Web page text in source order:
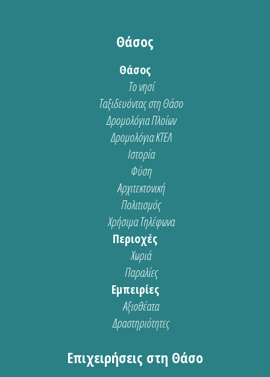
Θάσος
Θάσος
Το νησί
Ταξιδευόντας στη Θάσο
Δρομολόγια Πλοίων
Δρομολόγια ΚΤΕΛ
Ιστορία
Φύση
Αρχιτεκτονική
Πολιτισμός
Χρήσιμα Τηλέφωνα
Περιοχές
Χωριά
Παραλίες
Εμπειρίες
Αξιοθέατα
Δραστηριότητες
Επιχειρήσεις στη Θάσο